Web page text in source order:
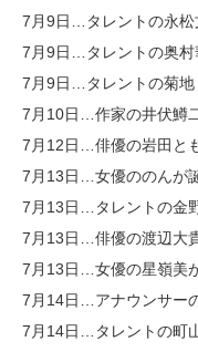
7月9日…タレントの永松
7月9日…タレントの奥村
7月9日…タレントの菊地
7月10日…作家の井伏鱒
7月12日…俳優の岩田と
7月13日…女優ののんが
7月13日…タレントの金
7月13日…俳優の渡辺大
7月13日…女優の星嶺美
7月14日…アナウンサー
7月14日…タレントの町